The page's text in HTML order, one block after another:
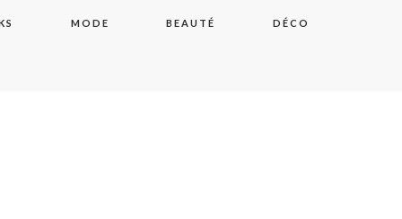
MODE BEAUTÉ DÉCO